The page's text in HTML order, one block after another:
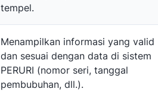
tempel.
Menampilkan informasi yang valid
dan sesuai dengan data di sistem
PERURI (nomor seri, tanggal
pembubuhan, dll.).